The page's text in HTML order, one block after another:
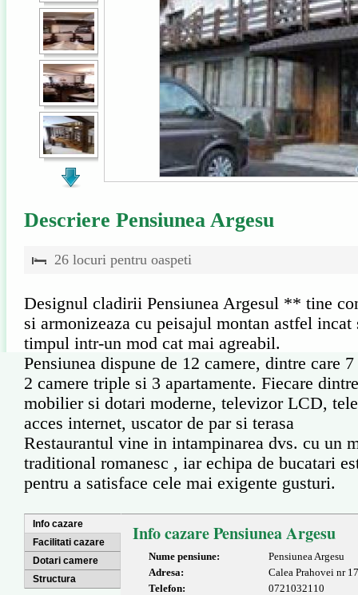
Descriere Pensiunea Argesu
26 locuri pentru oaspeti
Designul cladirii Pensiunea Argesul ** tine
si armonizeaza cu peisajul montan astfel incat
timpul intr-un mod cat mai agreabil.
Pensiunea dispune de 12 camere, dintre care
2 camere triple si 3 apartamente. Fiecare
mobilier si dotari moderne, televizor LCD,
acces internet, uscator de par si terasa
Restaurantul vine in intampinarea dvs. cu un
traditional romanesc , iar echipa de bucatari
pentru a satisface cele mai exigente gusturi.
Info cazare
Facilitati cazare
Dotari camere
Structura
Info cazare Pensiunea Argesu
Nume pensiune:
Pensiunea Argesu
Adresa:
Calea Prahovei nr
Telefon:
0721032110